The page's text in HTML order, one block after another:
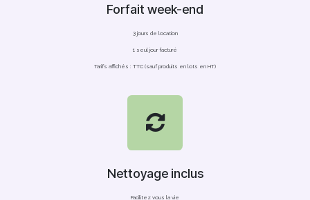
Forfait week-end
3 jours de location
1 seul jour facturé
Tarifs affichés : TTC (sauf produits en lots en HT)
Nettoyage inclus
Facilitez vous la vie